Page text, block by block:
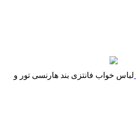
لباس خواب فانتزی بند هارنسی تور و